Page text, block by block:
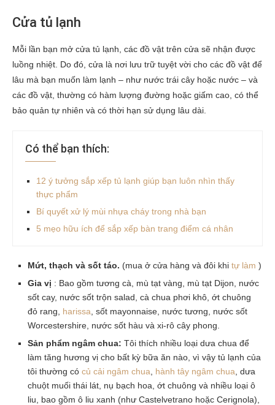
Cửa tủ lạnh
Mỗi lần bạn mở cửa tủ lạnh, các đồ vật trên cửa sẽ nhận được
luồng nhiệt. Do đó, cửa là nơi lưu trữ tuyệt vời cho các đồ vật để
lâu mà bạn muốn làm lạnh – như nước trái cây hoặc nước – và
các đồ vật, thường có hàm lượng đường hoặc giấm cao, có thể
bảo quản tự nhiên và có thời hạn sử dụng lâu dài.
Có thể bạn thích:
12 ý tưởng sắp xếp tủ lạnh giúp bạn luôn nhìn thấy
thực phẩm
Bí quyết xử lý mùi nhựa cháy trong nhà bạn
5 mẹo hữu ích để sắp xếp bàn trang điểm cá nhân
Mứt, thạch và sốt táo. (mua ở cửa hàng và đôi khi tự làm )
Gia vị : Bao gồm tương cà, mù tạt vàng, mù tạt Dijon, nước
sốt cay, nước sốt trộn salad, cà chua phơi khô, ớt chuông
đỏ rang, harissa , sốt mayonnaise, nước tương, nước sốt
Worcestershire, nước sốt hàu và xi-rô cây phong.
Sản phẩm ngâm chua: Tôi thích nhiều loại dưa chua để
làm tăng hương vị cho bất kỳ bữa ăn nào, vì vậy tủ lạnh của
tôi thường có củ cải ngâm chua hành tây ngâm chua , dưa
chuột muối thái lát, nụ bạch hoa, ớt chuông và nhiều loại ô
liu, bao gồm ô liu xanh (như Castelvetrano hoặc Cerignola),